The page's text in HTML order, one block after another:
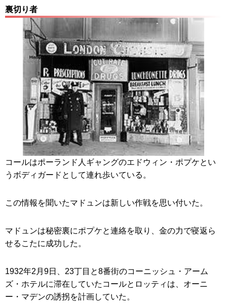
裏切り者
コールはポーランド人ギャングのエドウィン・ポプケとい
うボディガードとして連れ歩いている。
この情報を聞いたマドュンは新しい作戦を思い付いた。
マドュンは秘密裏にポプケと連絡を取り、金の力で寝返ら
せるこたに成功した。
1932年2月9日、23丁目と8番街のコーニッシュ・アーム
ズ・ホテルに滞在していたコールとロッティは、オーニ
ー・マデンの誘拐を計画していた。